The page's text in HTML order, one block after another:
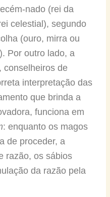
nado (rei da
celestial), segundo
(ouro, mirra ou
Por outro lado, a
conselheiros de
interpretação das
que brinda a
funciona em
: enquanto os magos
de proceder, a
razão, os sábios
da razão pela